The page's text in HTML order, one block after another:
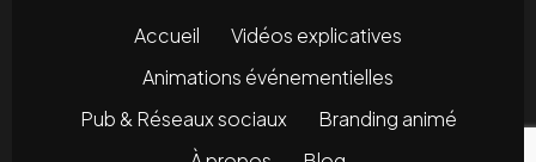
Accueil
Vidéos explicatives
Animations événementielles
Pub & Réseaux sociaux
Branding animé